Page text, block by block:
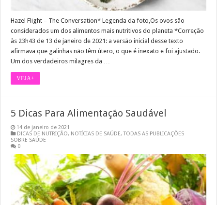
Hazel Flight – The Conversation* Legenda da foto,Os ovos são
considerados um dos alimentos mais nutritivos do planeta *Correção
às 23h43 de 13 de janeiro de 2021: a versão inicial desse texto
afirmava que galinhas não têm útero, o que é inexato e foi ajustado.
Um dos verdadeiros milagres da …
VEJA+
5 Dicas Para Alimentação Saudável
14 de janeiro de 2021
DICAS DE NUTRIÇÃO, NOTÍCIAS DE SAÚDE,TODAS AS PUBLICAÇÕES
SOBRE SAÚDE
0